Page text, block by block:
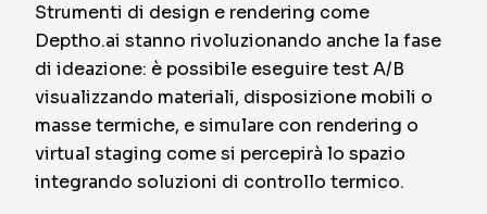
Strumenti di design e rendering come
Deptho.ai stanno rivoluzionando anche la fase
di ideazione: è possibile eseguire test A/B
visualizzando materiali, disposizione mobili o
masse termiche, e simulare con rendering o
virtual staging come si percepirà lo spazio
integrando soluzioni di controllo termico.